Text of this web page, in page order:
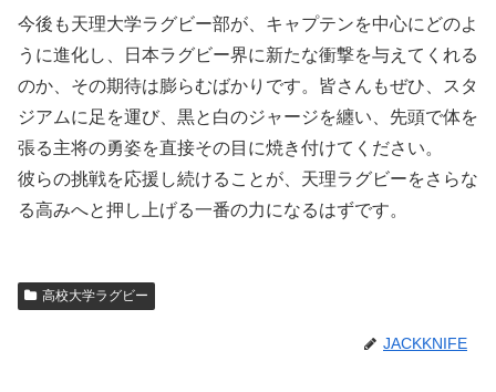
今後も天理大学ラグビー部が、キャプテンを中心にどのよ
うに進化し、日本ラグビー界に新たな衝撃を与えてくれる
のか、その期待は膨らむばかりです。皆さんもぜひ、スタ
ジアムに足を運び、黒と白のジャージを纏い、先頭で体を
張る主将の勇姿を直接その目に焼き付けてください。
彼らの挑戦を応援し続けることが、天理ラグビーをさらな
る高みへと押し上げる一番の力になるはずです。
高校大学ラグビー
JACKKNIFE